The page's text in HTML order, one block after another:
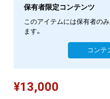
保有者限定コンテンツ
このアイテムには保有者の
ます。
コンテ
¥13,000